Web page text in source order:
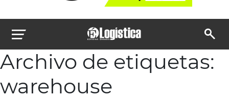
Archivo de etiquetas:
warehouse